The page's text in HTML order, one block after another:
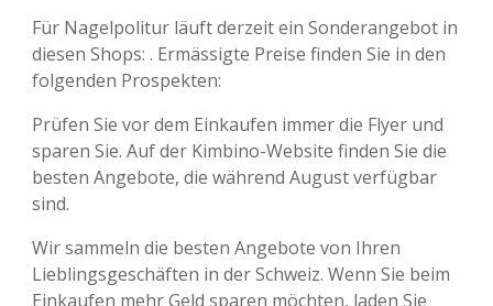
Für Nagelpolitur läuft derzeit ein Sonderangebot in
diesen Shops: . Ermässigte Preise finden Sie in den
folgenden Prospekten:
Prüfen Sie vor dem Einkaufen immer die Flyer und
sparen Sie. Auf der Kimbino-Website finden Sie die
besten Angebote, die während August verfügbar
sind.
Wir sammeln die besten Angebote von Ihren
Lieblingsgeschäften in der Schweiz. Wenn Sie beim
Einkaufen mehr Geld sparen möchten, laden Sie